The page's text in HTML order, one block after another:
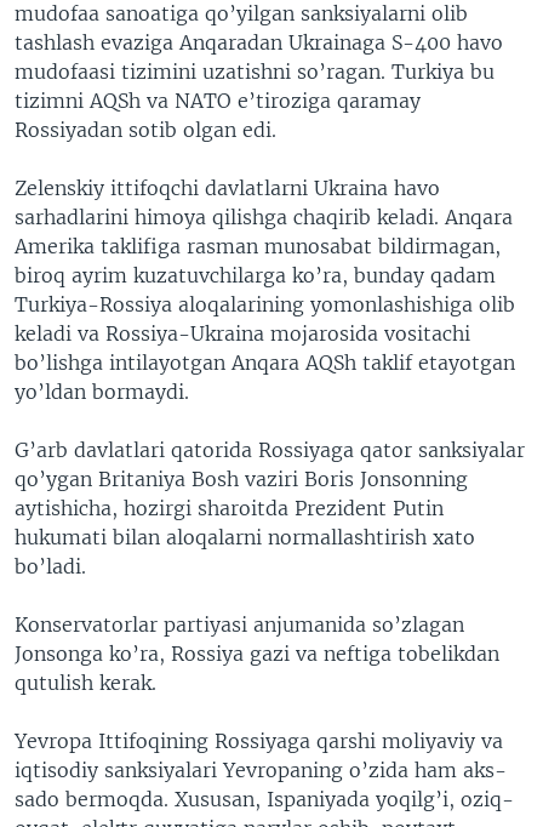
mudofaa sanoatiga qo’yilgan sanksiyalarni olib
tashlash evaziga Anqaradan Ukrainaga S-400 havo
mudofaasi tizimini uzatishni so’ragan. Turkiya bu
tizimni AQSh va NATO e’tiroziga qaramay
Rossiyadan sotib olgan edi.
Zelenskiy ittifoqchi davlatlarni Ukraina havo
sarhadlarini himoya qilishga chaqirib keladi. Anqara
Amerika taklifiga rasman munosabat bildirmagan,
biroq ayrim kuzatuvchilarga ko’ra, bunday qadam
Turkiya-Rossiya aloqalarining yomonlashishiga olib
keladi va Rossiya-Ukraina mojarosida vositachi
bo’lishga intilayotgan Anqara AQSh taklif etayotgan
yo’ldan bormaydi.
G’arb davlatlari qatorida Rossiyaga qator sanksiyalar
qo’ygan Britaniya Bosh vaziri Boris Jonsonning
aytishicha, hozirgi sharoitda Prezident Putin
hukumati bilan aloqalarni normallashtirish xato
bo’ladi.
Konservatorlar partiyasi anjumanida so’zlagan
Jonsonga ko’ra, Rossiya gazi va neftiga tobelikdan
qutulish kerak.
Yevropa Ittifoqining Rossiyaga qarshi moliyaviy va
iqtisodiy sanksiyalari Yevropaning o’zida ham aks-
sado bermoqda. Xususan, Ispaniyada yoqilg’i, oziq-